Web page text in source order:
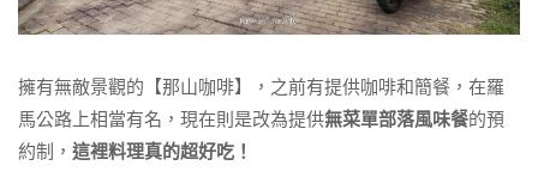
擁有無敵景觀的【那山咖啡】，之前有提供咖啡和簡餐，在羅
馬公路上相當有名，現在則是改為提供無菜單部落風味餐的預
約制， 這裡料理真的超好吃！